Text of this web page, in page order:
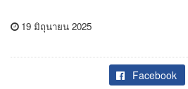
19 มิถุนายน 2025
Facebook